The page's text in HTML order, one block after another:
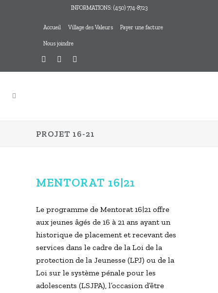
INFORMATIONS: (450) 774-8723
Accueil Village des Valeurs Payer une facture
Nous joindre
PROJET 16-21
MENTORAT 16|21
Le programme de Mentorat 16|21 offre
aux jeunes âgés de 16 à 21 ans ayant un
historique de placement et recevant des
services dans le cadre de la Loi de la
protection de la Jeunesse (LPJ) ou de la
Loi sur le système pénale pour les
adolescents (LSJPA), l’occasion d’être